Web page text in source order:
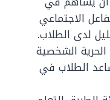
الاجتماعي
لدى الطلاب.
الشخصية
الطلاب في